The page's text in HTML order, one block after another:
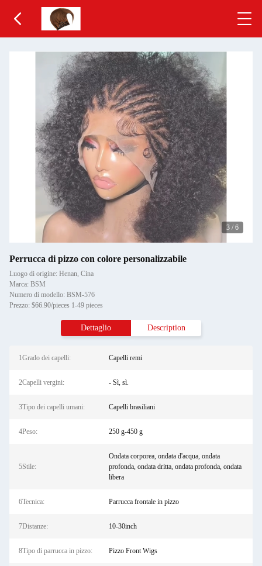
3 / 6
Perrucca di pizzo con colore personalizzabile
Luogo di origine: Henan, Cina
Marca: BSM
Numero di modello: BSM-576
Prezzo: $66.90/pieces 1-49 pieces
Dettaglio Description
1Grado dei capelli: Capelli remi
2Capelli vergini: - Sì, sì.
3Tipo dei capelli umani: Capelli brasiliani
4Peso: 250 g-450 g
5Stile:
Ondata corporea, ondata d'acqua, ondata
profonda, ondata dritta, ondata profonda, ondata
libera
6Tecnica: Parrucca frontale in pizzo
7Distanze: 10-30inch
8Tipo di parrucca in pizzo: Pizzo Front Wigs